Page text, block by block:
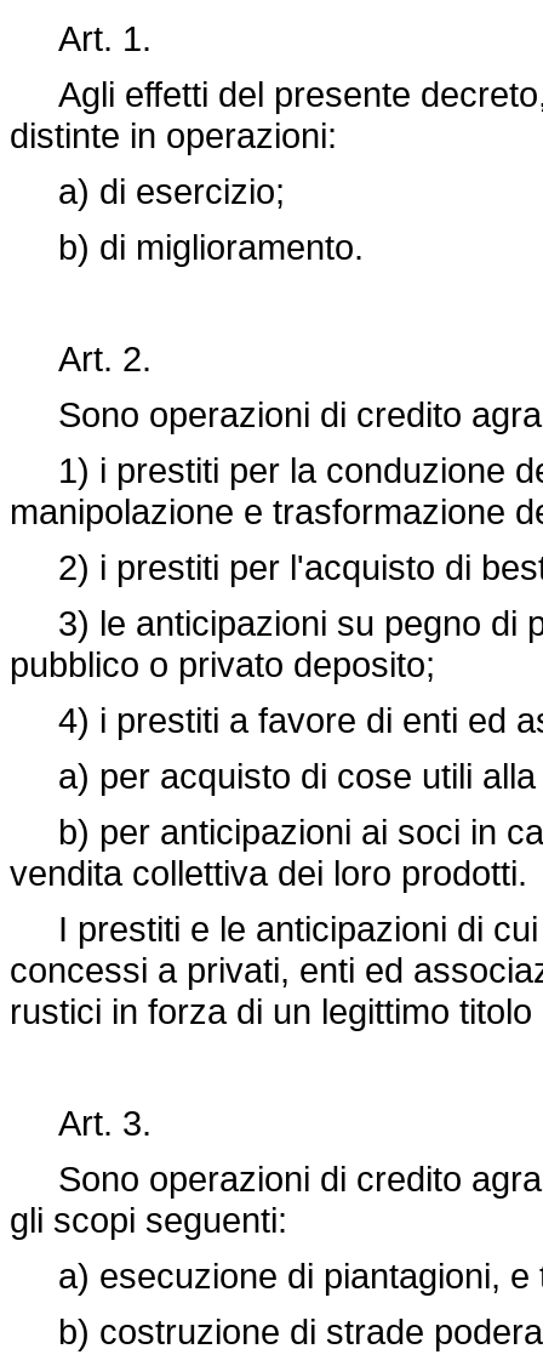
Art. 1.
Agli effetti del presente
distinte in operazioni:
a) di esercizio;
b) di miglioramento.
Art. 2.
Sono operazioni di credito
1) i prestiti per la conduzione
manipolazione e trasformazione
2) i prestiti per l'acquisto di
3) le anticipazioni su pegno di
pubblico o privato deposito;
4) i prestiti a favore di enti ed
a) per acquisto di cose utili alla
b) per anticipazioni ai soci in
vendita collettiva dei loro prodotti.
I prestiti e le anticipazioni di
concessi a privati, enti ed
rustici in forza di un legittimo
Art. 3.
Sono operazioni di credito
gli scopi seguenti:
a) esecuzione di piantagioni, e
b) costruzione di strade